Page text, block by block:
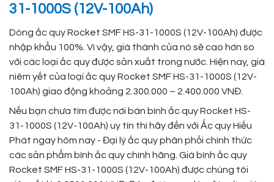
31-1000S (12V-100Ah)
Dòng ắc quy Rocket SMF HS-31-1000S (12V-100Ah) được
nhập khẩu 100%. Vì vậy, giá thành của nó sẽ cao hơn so
với các loại ắc quy được sản xuất trong nước. Hiện nay, giá
niêm yết của loại ắc quy Rocket SMF HS-31-1000S (12V-
100Ah) giao động khoảng 2.300.000 – 2.400.000 VNĐ.
Nếu bạn chưa tìm được nơi bán bình ắc quy Rocket HS-
31-1000S (12V-100Ah) uy tín thì hãy đến với Ắc quy Hiếu
Phát ngay hôm nay - Đại lý ắc quy phân phối chính thức
các sản phẩm bình ắc quy chính hãng. Giá bình ắc quy
Rocket SMF HS-31-1000S (12V-100Ah) được chúng tôi